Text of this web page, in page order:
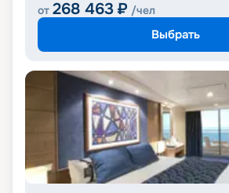
от 268 463 ₽ /чел
Выбрать